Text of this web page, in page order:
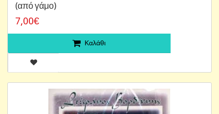
(από γάμο)
7,00€
Καλάθι